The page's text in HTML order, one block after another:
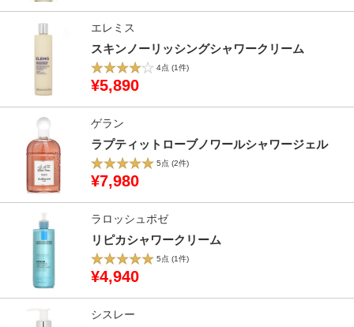
エレミス
スキンノーリッシングシャワークリーム
4点 (1件)
¥5,890
ゲラン
ラプティットローブノワールシャワージェル
5点 (2件)
¥7,980
ラロッシュポゼ
リピカシャワークリーム
5点 (1件)
¥4,940
シスレー